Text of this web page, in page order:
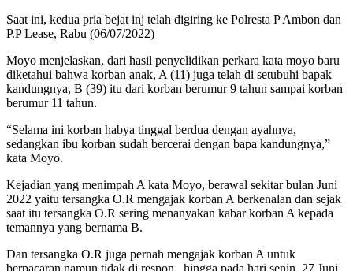
Saat ini, kedua pria bejat inj telah digiring ke Polresta P Ambon dan
P.P Lease, Rabu (06/07/2022)
Moyo menjelaskan, dari hasil penyelidikan perkara kata moyo baru
diketahui bahwa korban anak, A (11) juga telah di setubuhi bapak
kandungnya, B (39) itu dari korban berumur 9 tahun sampai korban
berumur 11 tahun.
“Selama ini korban habya tinggal berdua dengan ayahnya,
sedangkan ibu korban sudah bercerai dengan bapa kandungnya,”
kata Moyo.
Kejadian yang menimpah A kata Moyo, berawal sekitar bulan Juni
2022 yaitu tersangka O.R mengajak korban A berkenalan dan sejak
saat itu tersangka O.R sering menanyakan kabar korban A kepada
temannya yang bernama B.
Dan tersangka O.R juga pernah mengajak korban A untuk
berpacaran namun tidak di respon , hingga pada hari senin, 27 Juni